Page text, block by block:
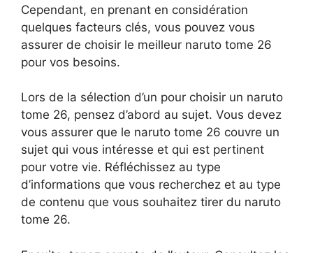
Cependant, en prenant en considération
quelques facteurs clés, vous pouvez vous
assurer de choisir le meilleur naruto tome 26
pour vos besoins.
Lors de la sélection d’un pour choisir un naruto
tome 26, pensez d’abord au sujet. Vous devez
vous assurer que le naruto tome 26 couvre un
sujet qui vous intéresse et qui est pertinent
pour votre vie. Réfléchissez au type
d’informations que vous recherchez et au type
de contenu que vous souhaitez tirer du naruto
tome 26.